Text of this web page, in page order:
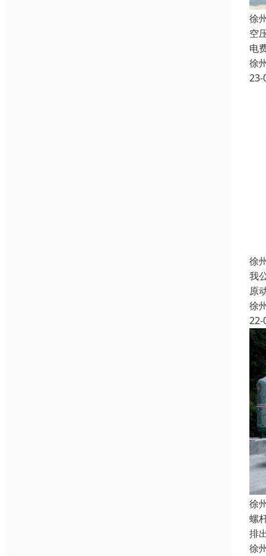
徐
空
电
徐
23-
徐
我
原
徐
22-
徐
螺
排
徐